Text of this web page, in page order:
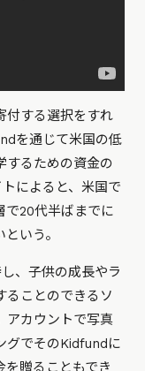
付する選択をすれ
を通じて米国の低
するための資金の
によると、米国で
で20代半ばまでに
いう。
、子供の成長やラ
ることのできるソ
アカウントで写真
グでそのKidfundに
を贈ることもでき